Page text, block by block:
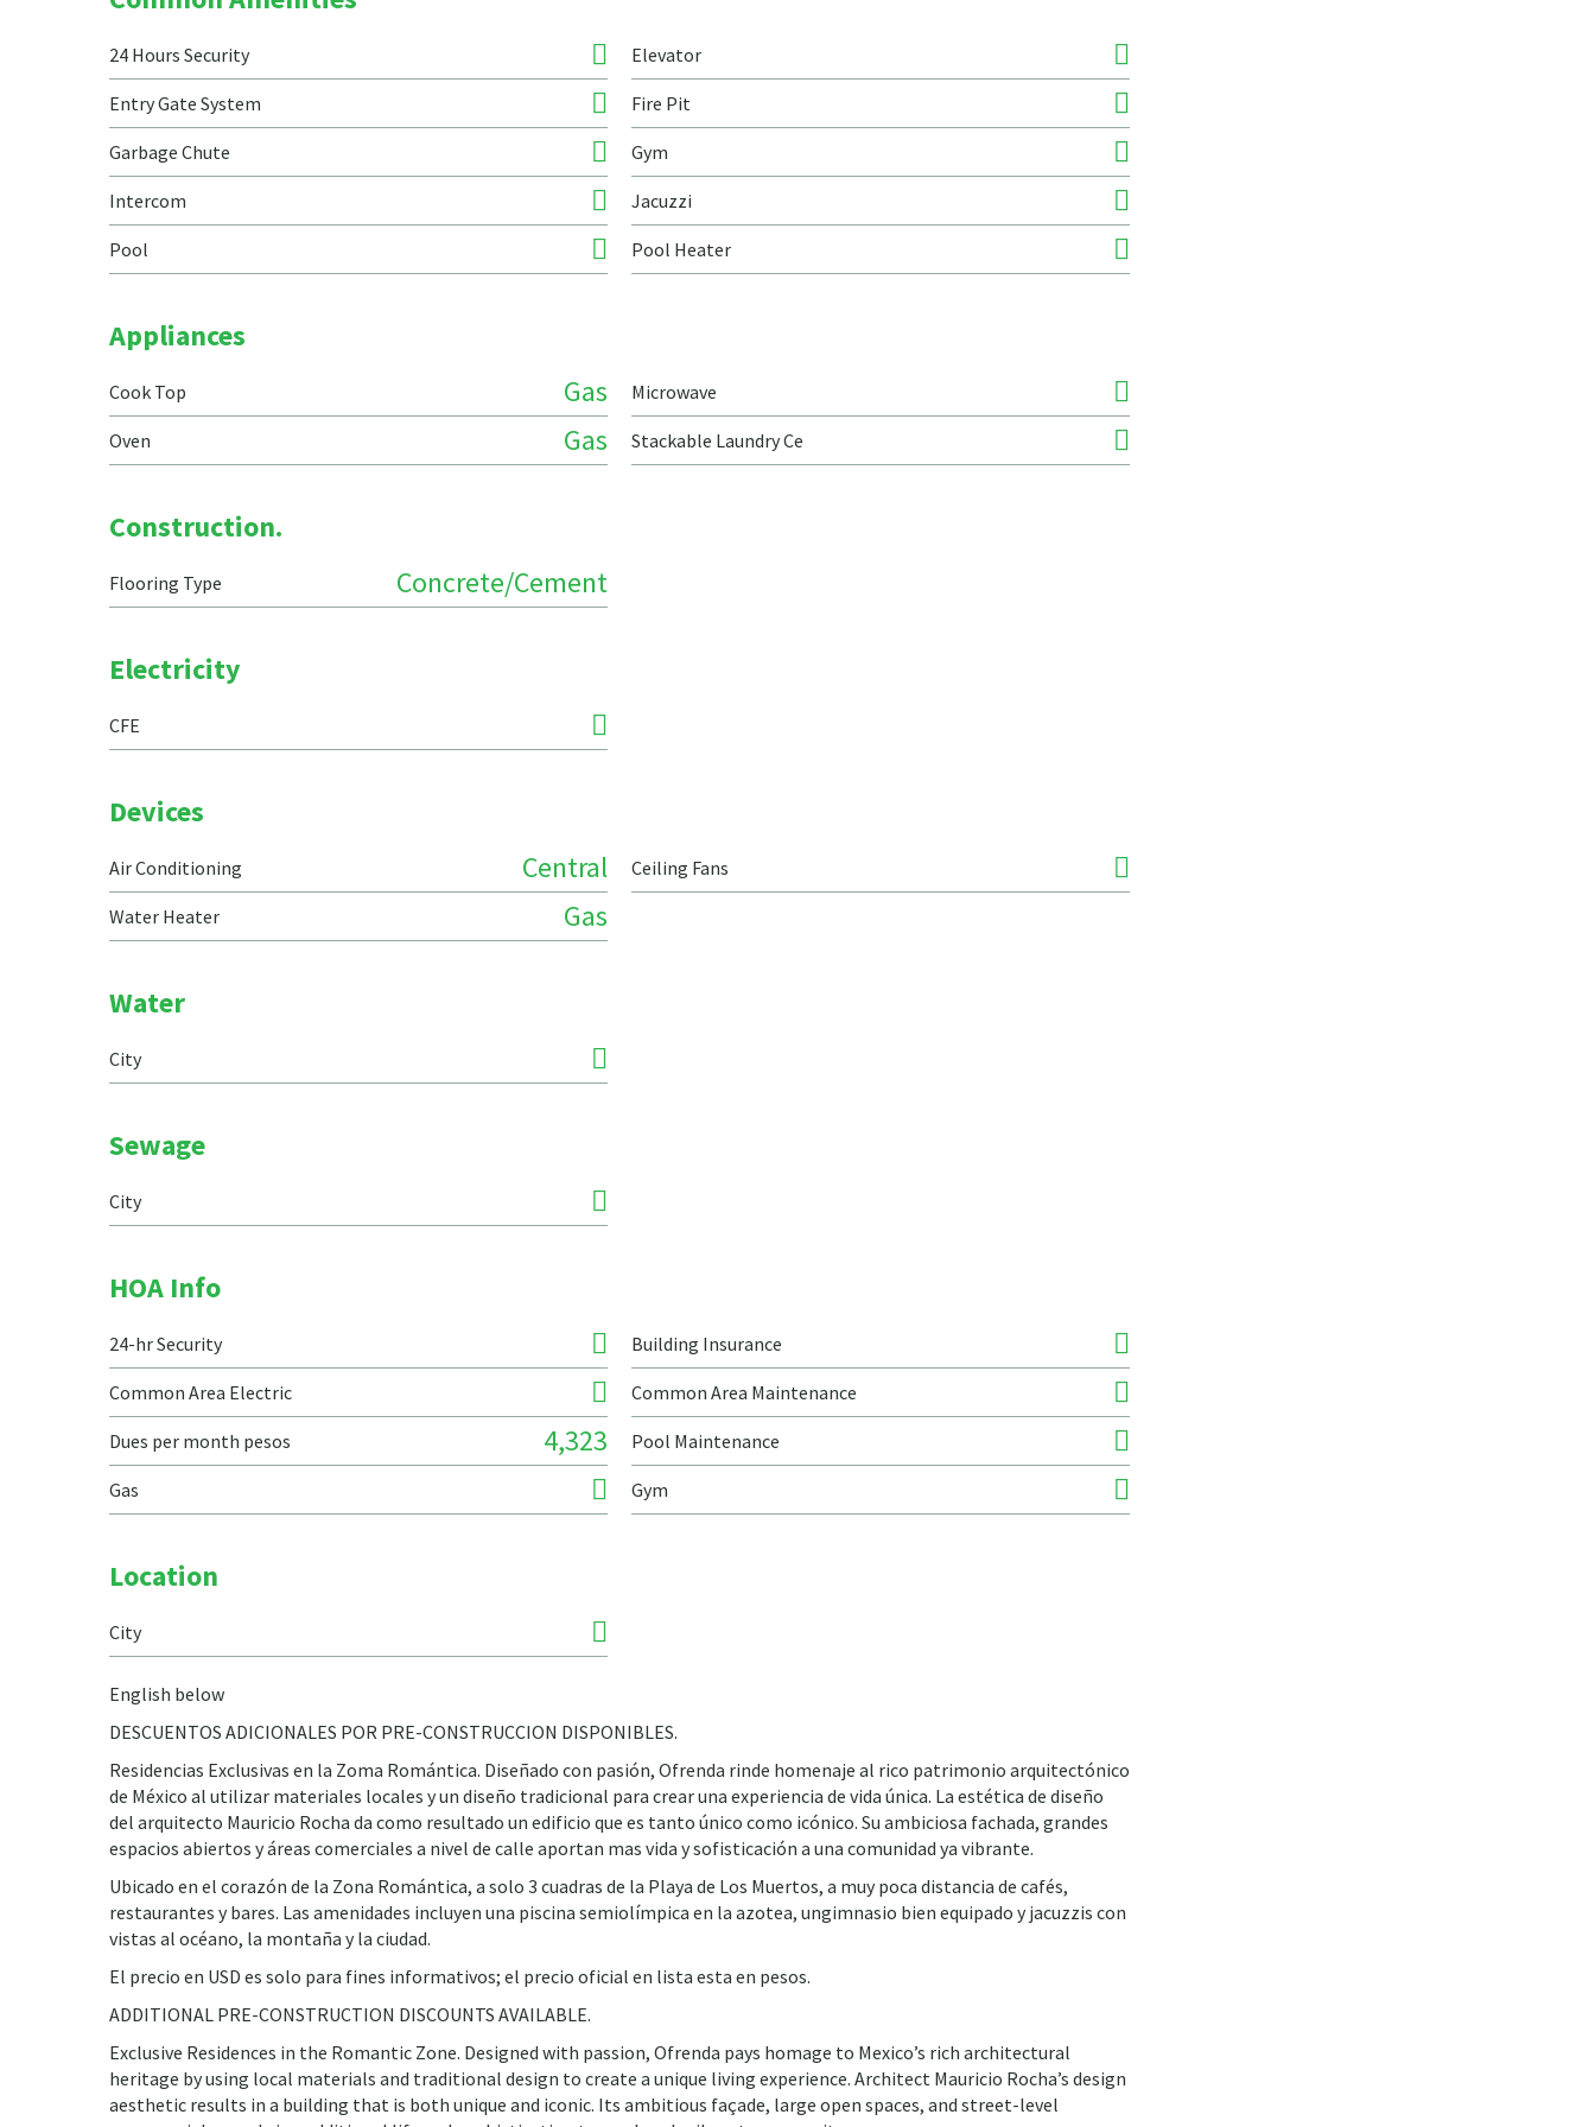
24 Hours Security Elevator
Entry Gate System Fire Pit
Garbage Chute Gym
Intercom Jacuzzi
Pool Pool Heater
Appliances
Cook Top Gas Microwave
Oven Gas Stackable Laundry Ce
Construction.
Flooring Type Concrete/Cement
Electricity
CFE
Devices
Air Conditioning Central Ceiling Fans
Water Heater Gas
Water
City
Sewage
City
HOA Info
24-hr Security Building Insurance
Common Area Electric Common Area Maintenance
Dues per month pesos 4,323 Pool Maintenance
Gas Gym
Location
City
English below
DESCUENTOS ADICIONALES POR PRE-CONSTRUCCION DISPONIBLES.
Residencias Exclusivas en la Zoma Romántica. Diseñado con pasión, Ofrenda rinde homenaje al rico patrimonio arquitectónico
de México al utilizar materiales locales y un diseño tradicional para crear una experiencia de vida única. La estética de diseño
del arquitecto Mauricio Rocha da como resultado un edificio que es tanto único como icónico. Su ambiciosa fachada, grandes
espacios abiertos y áreas comerciales a nivel de calle aportan mas vida y sofisticación a una comunidad ya vibrante.
Ubicado en el corazón de la Zona Romántica, a solo 3 cuadras de la Playa de Los Muertos, a muy poca distancia de cafés,
restaurantes y bares. Las amenidades incluyen una piscina semiolímpica en la azotea, ungimnasio bien equipado y jacuzzis con
vistas al océano, la montaña y la ciudad.
El precio en USD es solo para fines informativos; el precio oficial en lista esta en pesos.
ADDITIONAL PRE-CONSTRUCTION DISCOUNTS AVAILABLE.
Exclusive Residences in the Romantic Zone. Designed with passion, Ofrenda pays homage to Mexico’s rich architectural
heritage by using local materials and traditional design to create a unique living experience. Architect Mauricio Rocha’s design
aesthetic results in a building that is both unique and iconic. Its ambitious façade, large open spaces, and street-level